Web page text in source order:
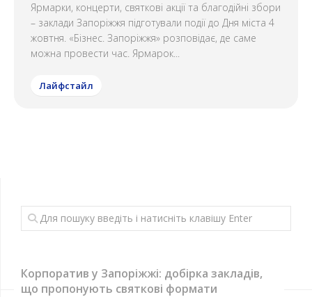
Ярмарки, концерти, святкові акції та благодійні збори
– заклади Запоріжжя підготували події до Дня міста 4
жовтня. «Бізнес. Запоріжжя» розповідає, де саме
можна провести час. Ярмарок...
Лайфстайл
Корпоратив у Запоріжжі: добірка закладів,
що пропонують святкові формати